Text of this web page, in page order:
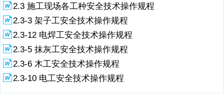
手架，所用工具应放入工具袋内。6、使用剪板机，上刀架不准放置工
具等物品。调整铁皮，脚不能放在踏板上，剪切时，手禁止伸入压板空
隙中。7、使用固定式震动剪，两手要扶稳钢板，用力适当，手指离刀
口不得小于5厘米。刀片破损，应及时停机更换。8、用切断机剪切时，
工件要压实。剪切窄小钢板，要用工具卡牢，调换或校正刀具，必须停
机。9、折方时，应互相配合，并与折方机保持距离，以免被翻转的钢
板和配重击伤。10、咬口时，手不准放在咬口机轨道上，工件要扶稳，
手指距滚轮不小于5厘米。11、操作卷圆机、压缝机，手不得直接推送
工件。32
2.3 施工现场各工种安全技术操作规程
2.3-3 架子工安全技术操作规程
2.3-12 电焊工安全技术操作规程
2.3-5 抹灰工安全技术操作规程
2.3-6 木工安全技术操作规程
2.3-10 电工安全技术操作规程